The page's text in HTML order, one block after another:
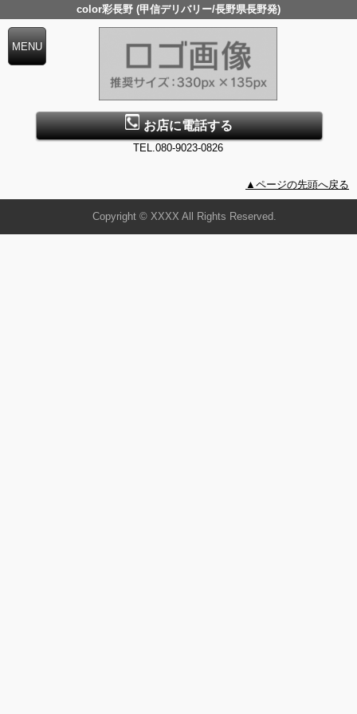
color彩長野 (甲信デリバリー/長野県長野発)
お店に電話する
TEL.080-9023-0826
▲ページの先頭へ戻る
Copyright © XXXX All Rights Reserved.